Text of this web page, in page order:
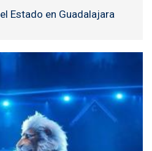
Estado en Guadalajara